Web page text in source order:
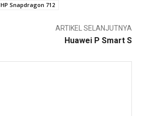
HP Snapdragon 712
ARTIKEL SELANJUTNYA
Huawei P Smart S